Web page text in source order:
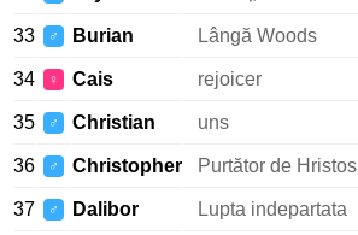
33 ♂ Burian Lângă Woods
34 ♀ Cais rejoicer
35 ♂ Christian uns
36 ♂ Christopher Purtător de Hristos
37 ♂ Dalibor Lupta indepartata